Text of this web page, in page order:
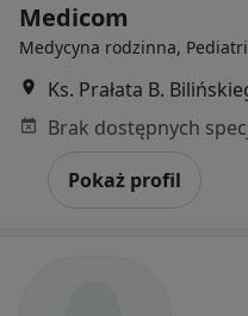
Medicom
Medycyna rodzinna,
Ks. Prałata B.
Pokaż profil